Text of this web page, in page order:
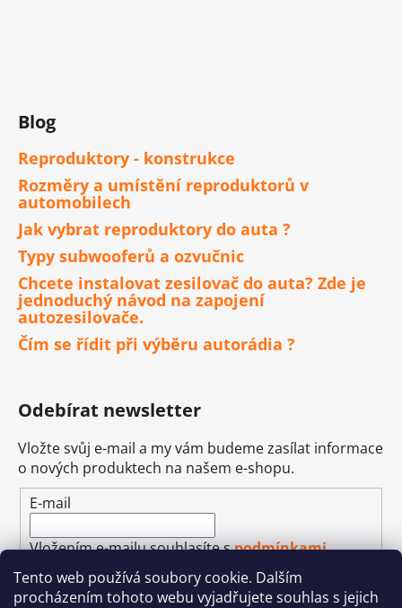
Tento web používá soubory cookie. Dalším
procházením tohoto webu vyjadřujete souhlas s jejich
Blog
Reproduktory - konstrukce
Rozměry a umístění reproduktorů v
automobilech
Jak vybrat reproduktory do auta ?
Typy subwooferů a ozvučnic
Chcete instalovat zesilovač do auta? Zde je
jednoduchý návod na zapojení
autozesilovače.
Čím se řídit při výběru autorádia ?
Odebírat newsletter
Vložte svůj e-mail a my vám budeme zasílat informace
o nových produktech na našem e-shopu.
E-mail
Vložením e-mailu souhlasíte spodmínkami
ochrany osobních údajů